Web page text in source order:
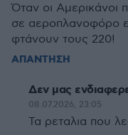
Όταν οι Αμερικάνοι
σε αεροπλανοφόρο
φτάνουν τους 220!
ΑΠΑΝΤΗΣΗ
Δεν μας
08.07.2026, 23:05
Τα ρεταλια που